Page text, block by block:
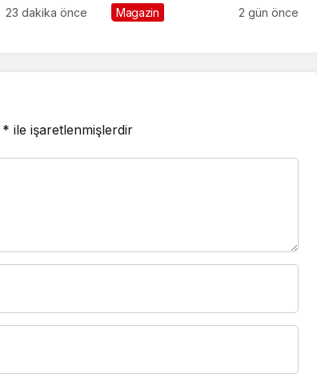
23 dakika önce
unutulmaz bir Miksoloji
Magazin 2 gün önce
* ile işaretlenmişlerdir